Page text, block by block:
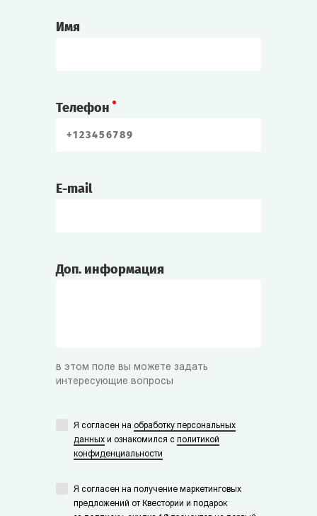
Имя
Телефон
E-mail
Доп. информация
в этом поле вы можете задать
интересующие вопросы
Я согласен на обработку персональных
данных и ознакомился с политикой
конфиденциальности
Я согласен на получение маркетинговых
предложений от Квестории и подарок